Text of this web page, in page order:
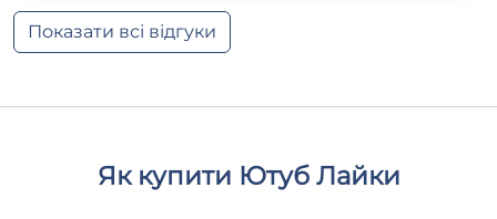
Показати всі відгуки
Як купити Ютуб Лайки